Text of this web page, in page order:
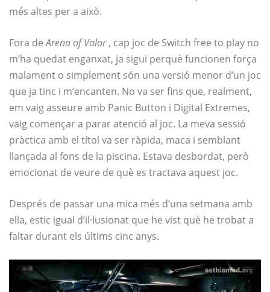
més altes per a això.
Fora deArena of Valor, cap joc de Switch free to play no
m’ha quedat enganxat, ja sigui perquè funcionen força
malament o simplement són una versió menor d’un joc
que ja tinc i m’encanten. No va ser fins que, realment,
em vaig asseure amb Panic Button i Digital Extremes,
vaig començar a parar atenció al joc. La meva sessió
pràctica amb el títol va ser ràpida, maca i semblant
llançada al fons de la piscina. Estava desbordat, però
emocionat de veure de què es tractava aquest joc.
Després de passar una mica més d’una setmana amb
ella, estic igual d’il·lusionat que he vist què he trobat a
faltar durant els últims cinc anys.